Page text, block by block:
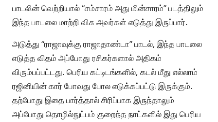
பாடலின் வெற்றியால் “சம்சாரம் அது மின்சாரம்” படத்திலும்
இந்த பாடலை மாற்றி விசு அவர்கள் எடுத்து இருப்பார்.
அடுத்து “ராஜாவுக்கு ராஜாதாண்டா” பாடல், இந்த பாடலை
எடுத்த விதம் அப்போது ரசிகர்களால் அதிகம்
விரும்பப்பட்டது. பெரிய கட்டிடங்களில், கடல் மீது எல்லாம்
ரஜினியின் கார் போவது போல எடுக்கப்பட்டு இருக்கும்.
தற்போது இதை பார்த்தால் சிரிப்பாக இருந்தாலும்
அப்போது தொழில்நுட்பம் குறைந்த நாட்களில் இது பெரிய